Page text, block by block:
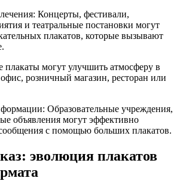
Концерты, фестивали,
и театральные постановки могут
плакатов, которые вызывают
могут улучшить атмосферу в
розничный магазин, ресторан или
Образовательные учреждения,
объявления могут эффективно
с помощью больших плакатов.
эволюция плакатов